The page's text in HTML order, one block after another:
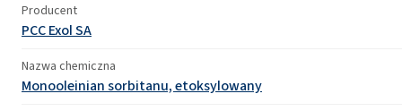
Producent
PCC Exol SA
Nazwa chemiczna
Monooleinian sorbitanu, etoksylowany